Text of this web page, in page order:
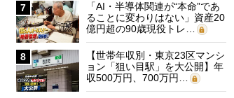
7
「AI・半導体関連が“本命”であ
ることに変わりはない」資産20
億円超の90歳現役トレ…
8
【世帯年収別・東京23区マンシ
ョン「狙い目駅」を大公開】年
収500万円、700万円…